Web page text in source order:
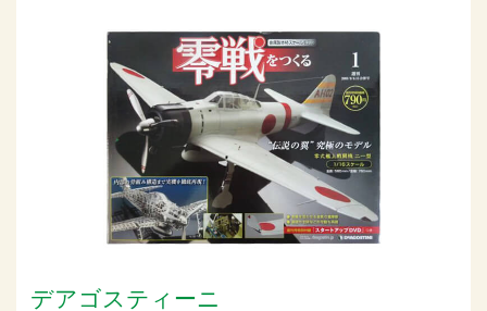
デアゴスティーニ